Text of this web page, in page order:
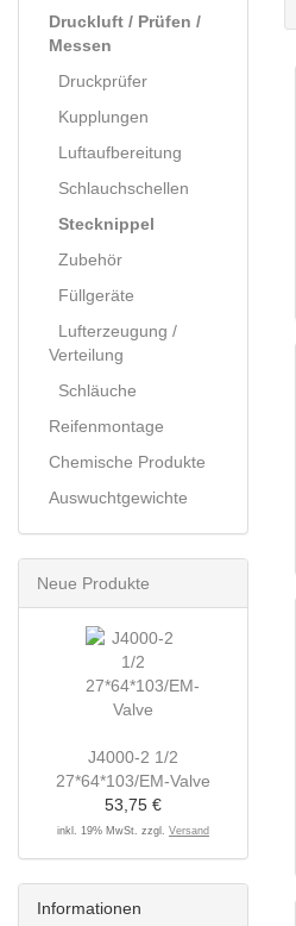
Druckluft / Prüfen /
Messen
Druckprüfer
Kupplungen
Luftaufbereitung
Schlauchschellen
Stecknippel
Zubehör
Füllgeräte
Lufterzeugung /
Verteilung
Schläuche
Reifenmontage
Chemische Produkte
Auswuchtgewichte
Neue Produkte
J4000-2 1/2
27*64*103/EM-Valve
53,75 €
inkl. 19% MwSt. zzgl. Versand
Informationen